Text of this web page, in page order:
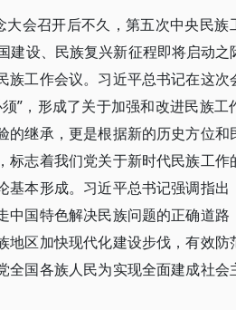
会召开后不久，第五次中央民族
建设、民族复兴新征程即将启动
族工作会议。习近平总书记在这
”，形成了关于加强和改进民族
的继承，更是根据新的历史方位
标志着我们党关于新时代民族工
基本形成。习近平总书记强调指
中国特色解决民族问题的正确道
区加快现代化建设步伐，有效防
全国各族人民为实现全面建成社